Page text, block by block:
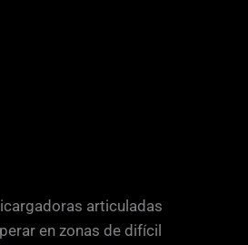
articuladas
en zonas de difícil